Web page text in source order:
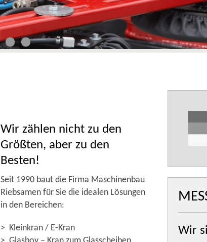
Wir zählen nicht zu den
Größten, aber zu den
Besten!
Seit 1990 baut die Firma Maschinenbau
Riebsamen für Sie die idealen Lösungen
in den Bereichen:
> Kleinkran / E-Kran
Wir